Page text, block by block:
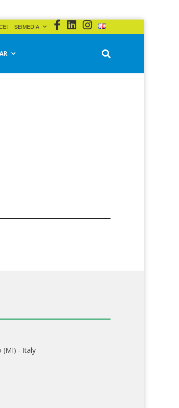
SEIMEDIA
(MI) - Italy